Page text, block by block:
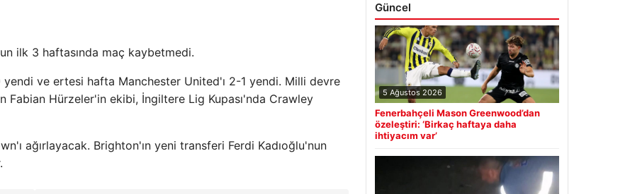
ilk 3 haftasında maç kaybetmedi.
ve ertesi hafta Manchester United'ı 2-1 yendi. Milli devre
Fabian Hürzeler'in ekibi, İngiltere Lig Kupası'nda Crawley
ağırlayacak. Brighton'ın yeni transferi Ferdi Kadıoğlu'nun
Güncel
5 Ağustos 2026
Fenerbahçeli Mason Greenwood’dan
özeleştiri: ‘Birkaç haftaya daha
ihtiyacım var’